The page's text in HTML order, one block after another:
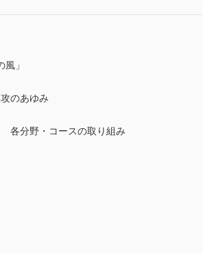
」
のあゆみ
分野・コースの取り組み